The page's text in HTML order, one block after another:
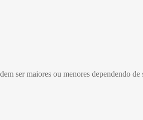
ser maiores ou menores dependendo